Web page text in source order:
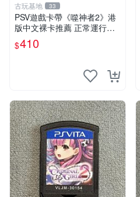
古玩基地 33
PSV遊戲卡帶《噬神者2》港
版中文裸卡推薦 正常運行適
用PSV機嚴選商品 可收藏 港
版 PSV 卡帶 噴射型 獎杯機
$410